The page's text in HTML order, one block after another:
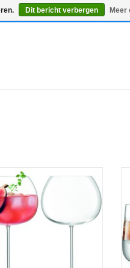
0 Artikelen -
Culture Balloon Glas 940 ml
Set van 2 Stuks
MEER INFO
Dit bericht verbergen Meer